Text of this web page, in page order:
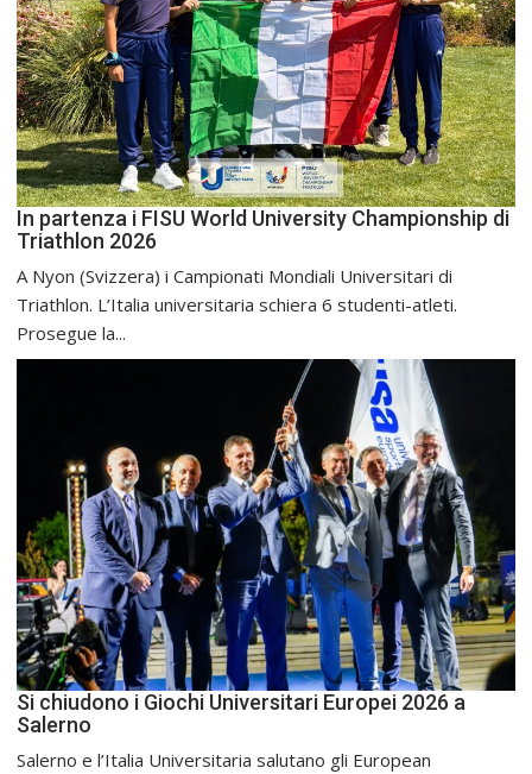
In partenza i FISU World University Championship di
Triathlon 2026
A Nyon (Svizzera) i Campionati Mondiali Universitari di
Triathlon. L’Italia universitaria schiera 6 studenti-atleti.
Prosegue la...
Si chiudono i Giochi Universitari Europei 2026 a
Salerno
Salerno e l’Italia Universitaria salutano gli European